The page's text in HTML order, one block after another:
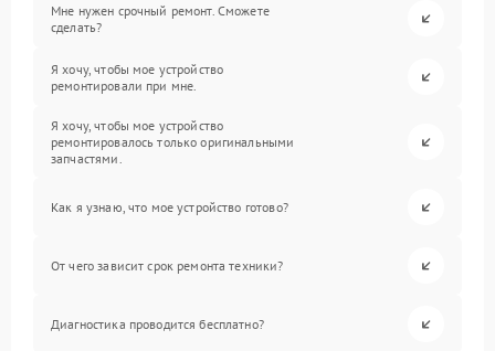
Мне нужен срочный ремонт. Сможете
сделать?
Я хочу, чтобы мое устройство
ремонтировали при мне.
Я хочу, чтобы мое устройство
ремонтировалось только оригинальными
запчастями.
Как я узнаю, что мое устройство готово?
От чего зависит срок ремонта техники?
Диагностика проводится бесплатно?